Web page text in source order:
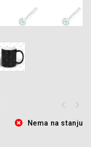
Nema na stanju